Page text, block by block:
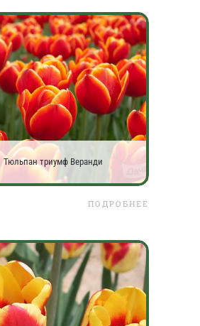
Тюльпан триумф Веранди
ПОДРОБНЕЕ